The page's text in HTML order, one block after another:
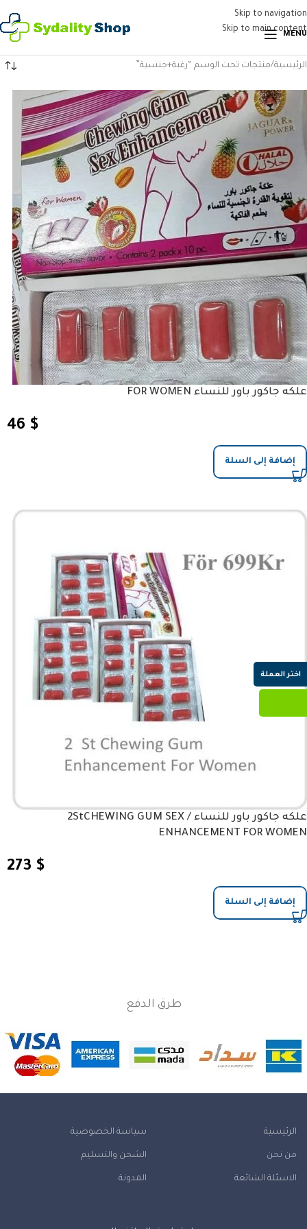
Skip to navigation
Skip to main content
MENU
الرئيسية منتجات تحت الوسم “رغبة+جنسية”
علكه جاكور باور للنساء FOR WOMEN
46 $
إضافة إلى السلة
علكه جاكور باور للنساء / 2StCHEWING GUM SEX
ENHANCEMENT FOR WOMEN
273 $
إضافة إلى السلة
طرق الدفع
الرئيسية
من نحن
الاسئلة الشائعة
سياسة الخصوصية
الشحن والتسليم
المدونة
اختر العملة